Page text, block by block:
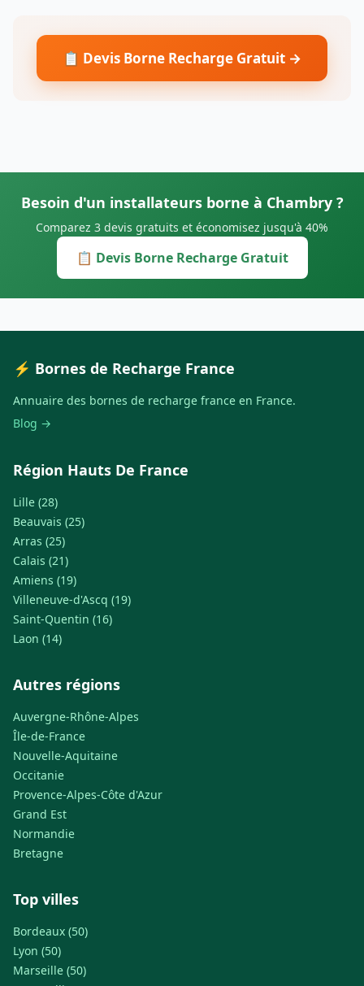
📋 Devis Borne Recharge Gratuit →
Besoin d'un installateurs borne à Chambry ?
Comparez 3 devis gratuits et économisez jusqu'à 40%
📋 Devis Borne Recharge Gratuit
⚡ Bornes de Recharge France
Annuaire des bornes de recharge france en France.
Blog →
Région Hauts De France
Lille (28)
Beauvais (25)
Arras (25)
Calais (21)
Amiens (19)
Villeneuve-d'Ascq (19)
Saint-Quentin (16)
Laon (14)
Autres régions
Auvergne-Rhône-Alpes
Île-de-France
Nouvelle-Aquitaine
Occitanie
Provence-Alpes-Côte d'Azur
Grand Est
Normandie
Bretagne
Top villes
Bordeaux (50)
Lyon (50)
Marseille (50)